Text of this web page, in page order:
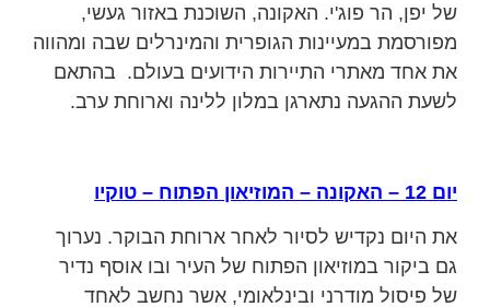
של יפן, הר פוג'י. האקונה, השוכנת באזור געשי,
מפורסמת במעיינות הגופרית והמינרלים שבה ומהווה
את אחד מאתרי התיירות הידועים בעולם. בהתאם
לשעת ההגעה נתארגן במלון ללינה וארוחת ערב.
יום 12 – האקונה – המוזיאון הפתוח – טוקיו
את היום נקדיש לסיור לאחר ארוחת הבוקר. נערוך
גם ביקור במוזיאון הפתוח של העיר ובו אוסף נדיר
של פיסול מודרני ובינלאומי, אשר נחשב לאחד